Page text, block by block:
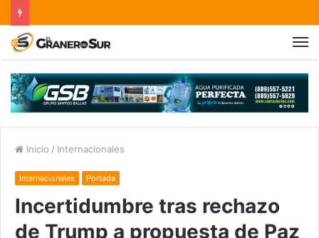
Inicio / Internacionales
Internacionales Portada
Incertidumbre tras rechazo
de Trump a propuesta de Paz